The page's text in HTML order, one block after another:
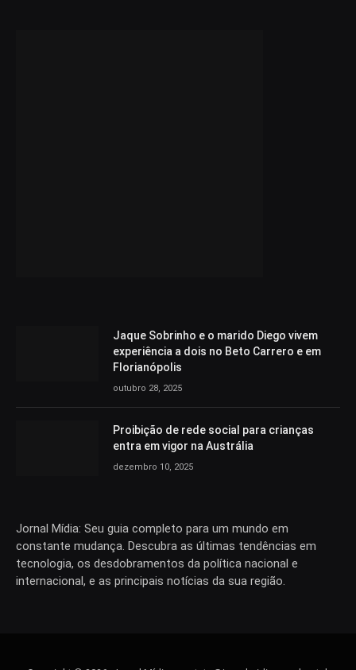
Jaque Sobrinho e o marido Diego vivem
experiência a dois no Beto Carrero e em
Florianópolis
outubro 28, 2025
Proibição de rede social para crianças
entra em vigor na Austrália
dezembro 10, 2025
Jornal Mídia: Seu guia completo para um mundo em
constante mudança. Descubra as últimas tendências em
tecnologia, os desdobramentos da política nacional e
internacional, e as principais notícias da sua região.